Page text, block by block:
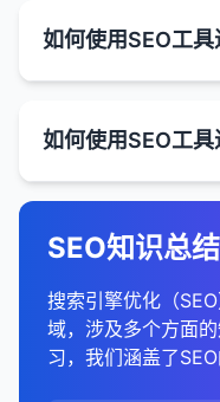
不如JSON-ld
实施结构化数据的最
使用推荐的
确保结构化数据
使用相关测试测试
避免过度使用结
总结来说，结构化
竞争优势：在竞
以帮助你的结果
名，但提高的点
排名。
使用结构化数据：
在页面中添加
Microdata或
选择适合合你
可能以网格形
的标签页。
显示与查询相
通常有专门的"
位于搜索结果
帮助用户细化
serps对SEO的重要
排名目标：SEO
Nginx服务器
通过CMS插件：
设置301重定
通过编程语言：
HTTP头
301重定向的最佳实
确保重定向到相
首页。
example.com/
移动版本：
example.com/
打印机友好版本：
包含至少一
包含至少两
参与率 = (参与
虽然GA4不直
跳出率 ≈ (1 - (
特点：
GA4更关注用
览。
分析他们的内容更
4. 分析链接概况
评估竞争对手的
识别他们的主要
分析他们的内部
分析竞争对手网
度、移动友好性
检查他们的网站
识别表现最佳
找出需要改进
2. 分析索引状态
了解网站中有
识别被排除在
检查是否有重
URL检查工具：
检查特定URL
了解Google如
在"获取" > "所
流量比例。
分析这些页面
识别需要优化
2. 分析用户行为
跳出率分析 ：
技术指标：爬行
链接指标：外链
2. 收集数据
分析工具 ：
4。
SEO工具 ：
技术SEO工具：
PageSpeed
图形和图表。
这使得即使是非
2. 识别趋势和模式
可视化可以帮助
例如，通过趋势
季节性变化或长期
热图可以显示用
布。
1. 确定核心关键词
使用头脑风暴和
列表。
2. 使用关键词研究
关键词建议工具：
Keyword
输入核心关键
关注长尾关键
如何使用SEO工具进
网站爬行工具：
页面速度工具：
移动友好性工具
Test、
数量、质量、多样
重要因素，因此分
据和分析，帮助了解
如何使用SEO工具
1. 选择合适的外链分
全面SEO工具：
专门的外链工具
如何使用SEO工具
程，旨在识别改进机
具可以提供有关内
用户参与度的宝贵
略。
1. 选择合适的SEO工
内容性能分析工具
如何使用SEO工具
势的过程，旨在识别
键词排名、内容策略
据，帮助全面了解
SEO知识总结
搜索引擎优化（
域，涉及多个方面
习，我们涵盖了